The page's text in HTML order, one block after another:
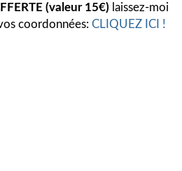
(valeur 15€) laissez-moi
coordonnées: CLIQUEZ ICI !